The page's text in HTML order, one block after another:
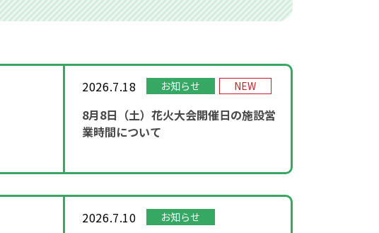
2026.7.18 お知らせ NEW
8月8日（土）花火大会開催日の施設営
業時間について
2026.7.10 お知らせ